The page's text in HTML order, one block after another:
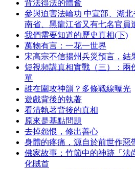
背法得法的體會
參與迫害法輪功 中宣部、湖
南省、黑龍江省又有七名官員
我們需要知道的歷史真相(下)
萬物有言：一花一世界
宋高宗不信揚州兵災預言，結
短視頻講真相實戰（三）：兩
單
誰在圍攻神韻？多條戰線曝光
遊戲背後的執著
看清執著背後的真相
原來是基點問題
去掉怨恨，修出善心
身體的疼痛，源自於前世作惡
佛家故事：竹節中的神跡「法
化賊首